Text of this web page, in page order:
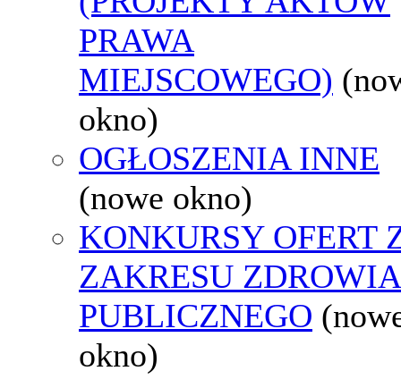
PRAWA
MIEJSCOWEGO)
okno)
OGŁOSZENIA INNE
(nowe okno)
KONKURSY OFERT
ZAKRESU ZDROWIA
PUBLICZNEGO
okno)